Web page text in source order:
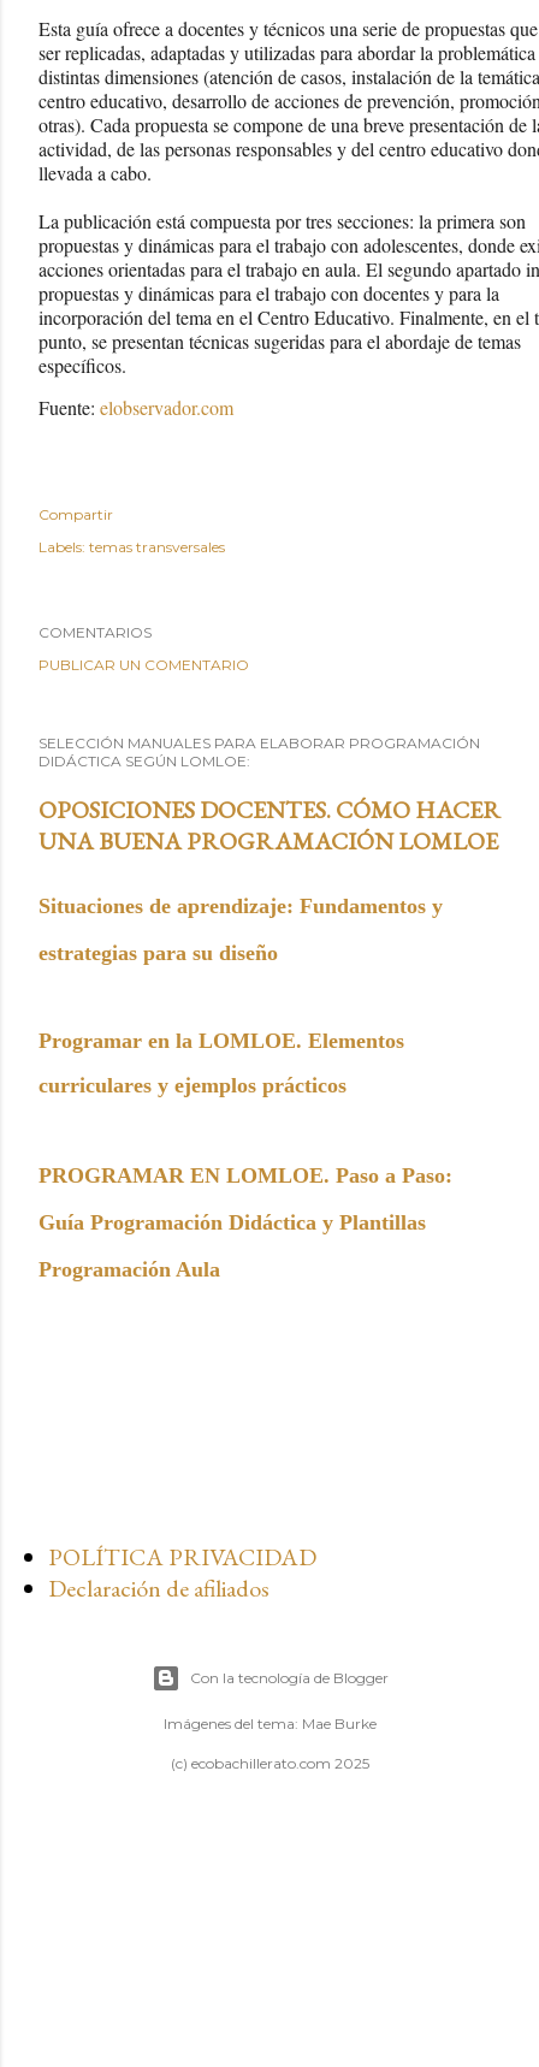
Esta guía ofrece a docentes y técnicos una serie de propuestas
ser replicadas, adaptadas y utilizadas para abordar la problemática
distintas dimensiones (atención de casos, instalación de la
centro educativo, desarrollo de acciones de prevención,
otras). Cada propuesta se compone de una breve presentación de
actividad, de las personas responsables y del centro educativo
llevada a cabo.
La publicación está compuesta por tres secciones: la primera son
propuestas y dinámicas para el trabajo con adolescentes, donde
acciones orientadas para el trabajo en aula. El segundo apartado
propuestas y dinámicas para el trabajo con docentes y para la
incorporación del tema en el Centro Educativo. Finalmente, en el
punto, se presentan técnicas sugeridas para el abordaje de temas
específicos.
Fuente: elobservador.com
Compartir
Labels: temas transversales
COMENTARIOS
PUBLICAR UN COMENTARIO
SELECCIÓN MANUALES PARA ELABORAR PROGRAMACIÓN
DIDÁCTICA SEGÚN LOMLOE:
OPOSICIONES DOCENTES. CÓMO HACER
UNA BUENA PROGRAMACIÓN LOMLOE
Situaciones de aprendizaje: Fundamentos y
estrategias para su diseño
Programar en la LOMLOE. Elementos
curriculares y ejemplos prácticos
PROGRAMAR EN LOMLOE. Paso a Paso:
Guía Programación Didáctica y Plantillas
Programación Aula
POLÍTICA PRIVACIDAD
Declaración de afiliados
Con la tecnología de Blogger
Imágenes del tema: Mae Burke
(c) ecobachillerato.com 2025